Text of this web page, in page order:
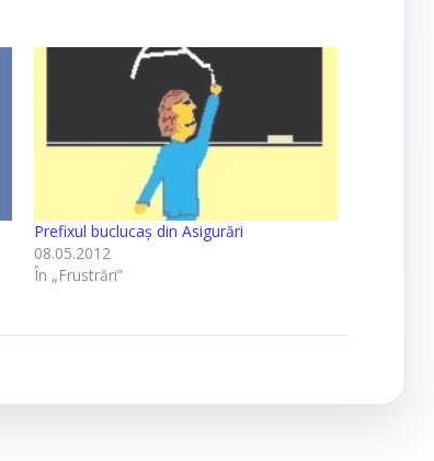
Prefixul buclucaş din Asigurări
08.05.2012
În „Frustrări”